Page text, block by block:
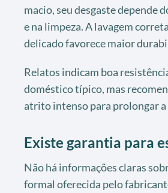
macio, seu desgaste depende
e na limpeza. A lavagem
delicado favorece maior
Relatos indicam boa
doméstico típico, mas
atrito intenso para prolongar
Existe garantia para
Não há informações claras
formal oferecida pelo